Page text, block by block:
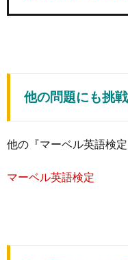
他の問題にも挑
他の『マーベル英語検
マーベル英語検定